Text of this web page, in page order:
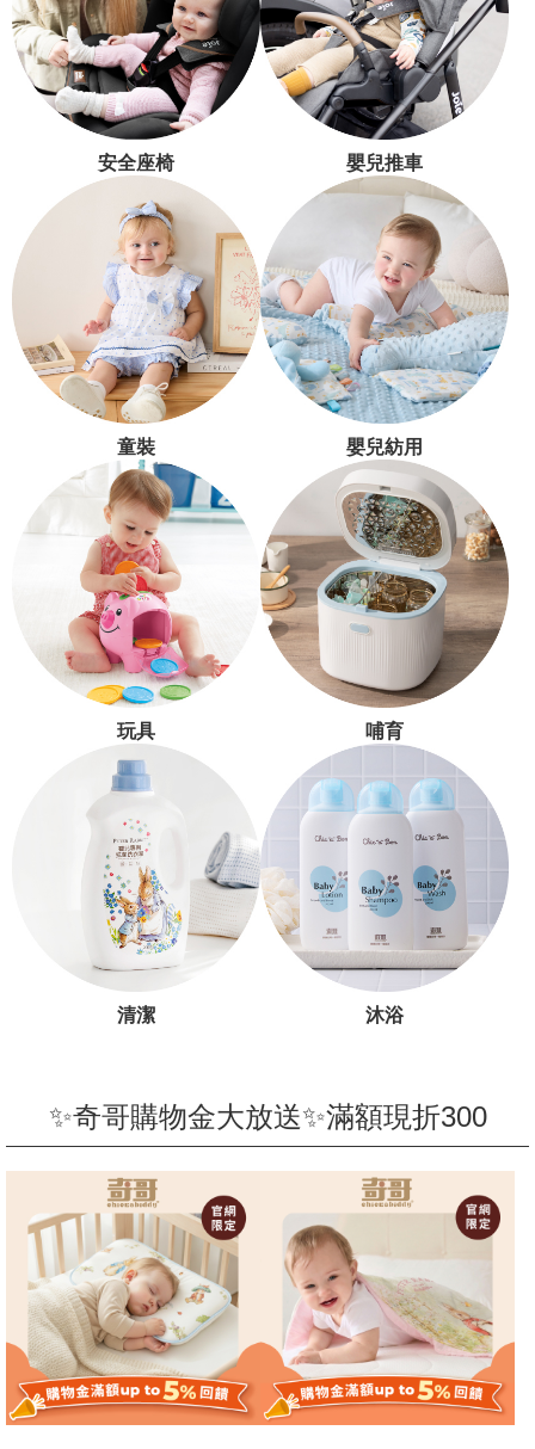
安全座椅 嬰兒推車
童裝 嬰兒紡用
玩具 哺育
清潔 沐浴
✨奇哥購物金大放送✨滿額現折300